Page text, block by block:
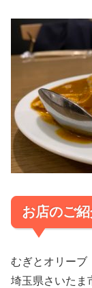
お店のご
むぎとオリー
埼玉県さいたま